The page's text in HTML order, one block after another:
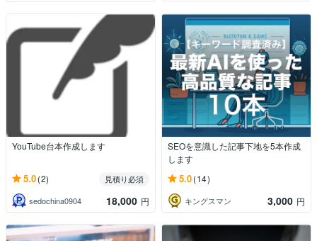
YouTube台本作成します
5.0(2)
見積り必須
sedochina0904
18,000 円
SEOを意識した記事下地を5本作成
します
5.0(14)
キングスマン 3,000 円